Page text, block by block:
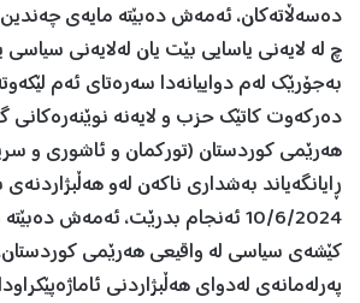
دەسەڵاتەكان، ئەمەش دەبێتە مایەی چەندین
چ لە لایەنی یاسایی بێت یان لەلایەنی سیاسی
بەجۆرێك لەم دواییانەدا سەرەتای ئەم
دەركەوت كاتێك حزب و لایەنە نوێنەرەكانی
هەرێمی كوردستان (توركمان و ئاشوری و
ڕایانگەیاند بەشداری ناكەن لەو هەڵبژاردنەی
10/6/2024 ئەنجام بدرێت، ئەمەش
كێشەی سیاسی لە واقیعی هەرێمی
پەرلەمانەی لەدوای هەڵبژاردنی